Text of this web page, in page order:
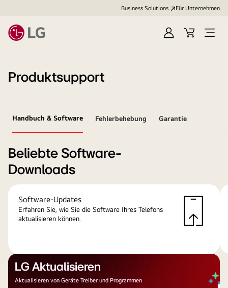
Business Solutions Für Unternehmen
Anmelden
Cart
Open
Produktsupport
Handbuch & Software Fehlerbehebung Garantie
Beliebte Software-
Downloads
Software-Updates
Erfahren Sie, wie Sie die Software Ihres Telefons
aktualisieren können.
LG Aktualisieren
Aktualisieren von Geräte Treiber und Programmen